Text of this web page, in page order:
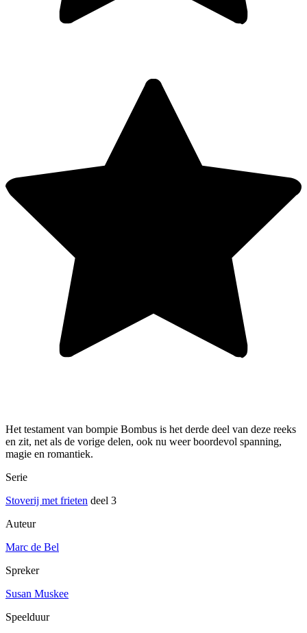
Het testament van bompie Bombus is het derde deel van deze reeks
en zit, net als de vorige delen, ook nu weer boordevol spanning,
magie en romantiek.
Serie
Stoverij met frieten deel 3
Auteur
Marc de Bel
Spreker
Susan Muskee
Speelduur